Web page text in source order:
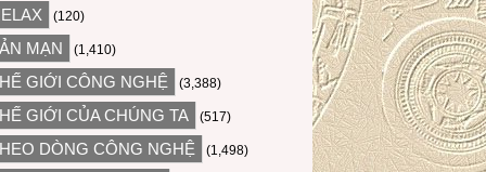
(120)
MẠN (1,410)
GIỚI CÔNG NGHỆ (3,388)
GIỚI CỦA CHÚNG TA (517)
DÒNG CÔNG NGHỆ (1,498)